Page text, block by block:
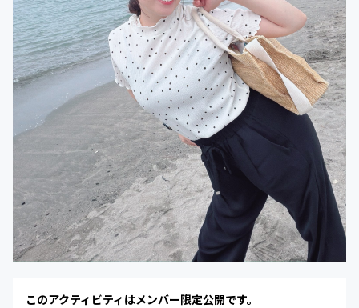
このアクティビティはメンバー限定公開です。